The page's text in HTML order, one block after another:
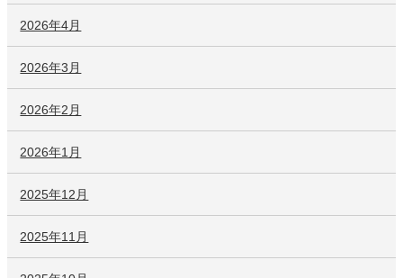
2026年4月
2026年3月
2026年2月
2026年1月
2025年12月
2025年11月